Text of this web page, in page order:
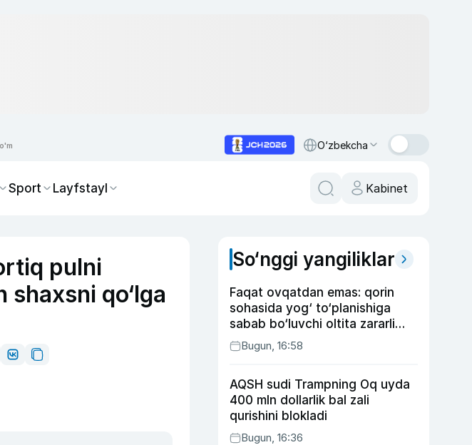
O‘zbekcha
Sport Layfstayl Kabinet
pulni
qo‘lga
So‘nggi yangiliklar
Faqat ovqatdan emas: qorin
sohasida yog‘ to‘planishiga
sabab bo‘luvchi oltita zararli
odatBugun, 16:58
AQSH sudi Trampning Oq uyda
400 mln dollarlik bal zali
qurishini blokladi
Bugun, 16:36